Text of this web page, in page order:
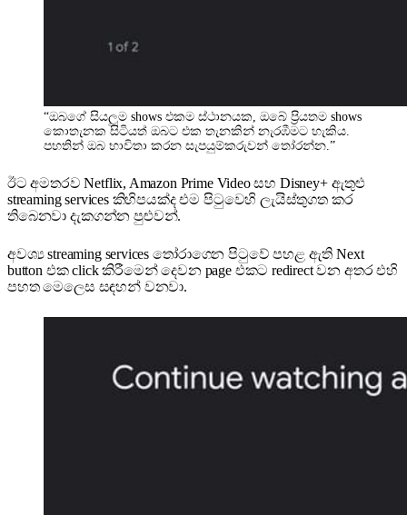
“ඔබගේ සියලුම shows එකම ස්ථානයක, ඔබේ ප්‍රියතම shows
කොතැනක සිටියත් ඔබට එක තැනකින් නැරඹීමට හැකිය.
පහතින් ඔබ භාවිතා කරන සැපයුම්කරුවන් තෝරන්න.”
ඊට අමතරව Netflix, Amazon Prime Video සහ Disney+ ඇතුළු
streaming services කිහිපයක්ද එම පිටුවෙහි ලැයිස්තුගත කර
තිබෙනවා දැකගන්න පුළුවන්.
අවශ්‍ය streaming services තෝරාගෙන පිටුවේ පහළ ඇති Next
button එක click කිරීමෙන් දෙවන page එකට redirect වන අතර එහි
පහත මෙලෙස සඳහන් වනවා.